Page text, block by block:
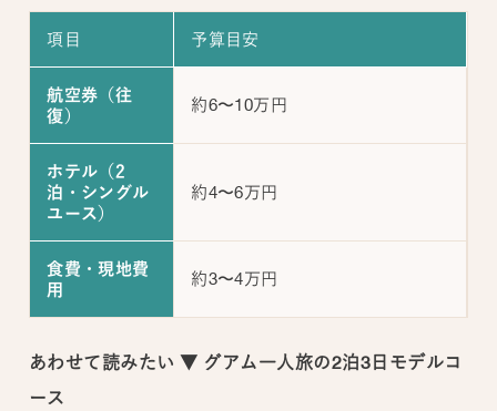
項目 予算目安
航空券（往
復）
約6〜10万円
ホテル（2
泊・シングル
ユース）
約4〜6万円
食費・現地費
用
約3〜4万円
あわせて読みたい ▼ グアム一人旅の2泊3日モデルコ
ース